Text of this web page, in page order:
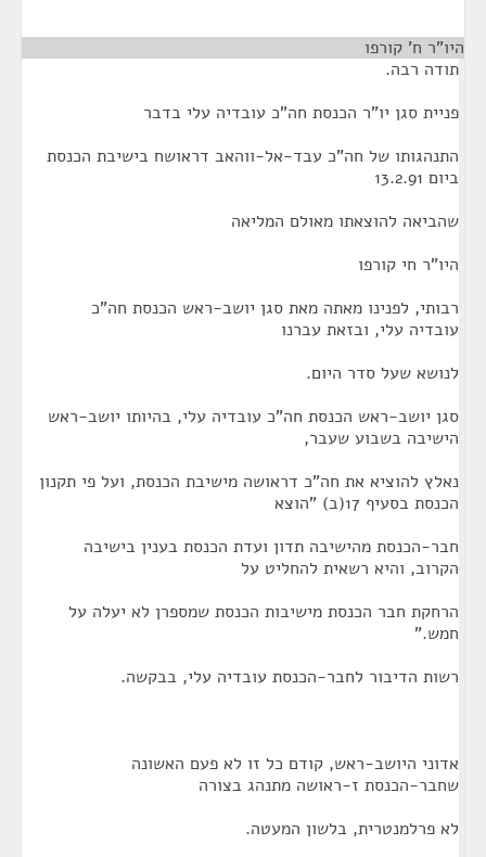
היו"ר ח' קורפו
תודה רבה.
פניית סגן יו"ר הכנסת חה"כ עובדיה עלי בדבר
התנהגותו של חה"כ עבד-אל-ווהאב דראושח בישיבת הכנסת
ביום 13.2.91
שהביאה להוצאתו מאולם המליאה
היו"ר חי קורפו
רבותי, לפנינו מאתה מאת סגן יושב-ראש הכנסת חה"כ
עובדיה עלי, ובזאת עברנו
לנושא שעל סדר היום.
סגן יושב-ראש הכנסת חה"כ עובדיה עלי, בהיותו יושב-ראש
הישיבה בשבוע שעבר,
נאלץ להוציא את חה"כ דראושה מישיבת הכנסת, ועל פי תקנון
הכנסת בסעיף 17(ב) "הוצא
חבר-הכנסת מהישיבה תדון ועדת הכנסת בענין בישיבה
הקרוב, והיא רשאית להחליט על
הרחקת חבר הכנסת מישיבות הכנסת שמספרן לא יעלה על
חמש."
רשות הדיבור לחבר-הכנסת עובדיה עלי, בבקשה.
אדוני היושב-ראש, קודם כל זו לא פעם האשונה
שחבר-הכנסת ז-ראושה מתנהג בצורה
לא פרלמנטרית, בלשון המעטה.